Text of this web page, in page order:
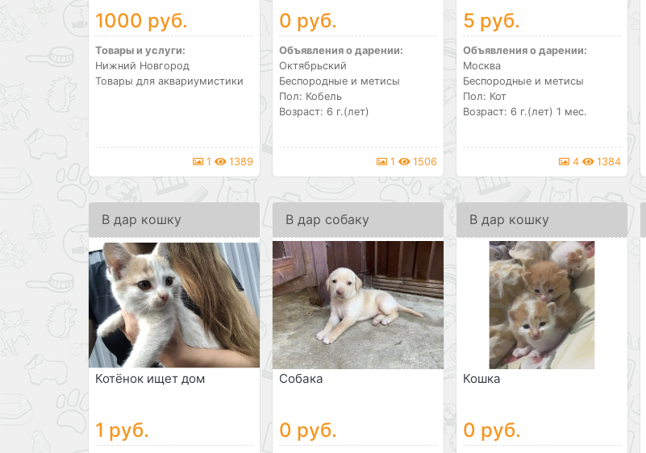
1000 руб.
Товары и услуги:
Нижний Новгород
Товары для аквариумистики
1 1389
0 руб.
Объявления о дарении:
Октябрьский
Беспородные и метисы
Пол: Кобель
Возраст: 6 г.(лет)
1 1506
5 руб.
Объявления о дарении:
Москва
Беспородные и метисы
Пол: Кот
Возраст: 6 г.(лет) 1 мес.
4 1384
В дар кошку
Котёнок ищет дом
1 руб.
В дар собаку
Собака
0 руб.
В дар кошку
Кошка
0 руб.